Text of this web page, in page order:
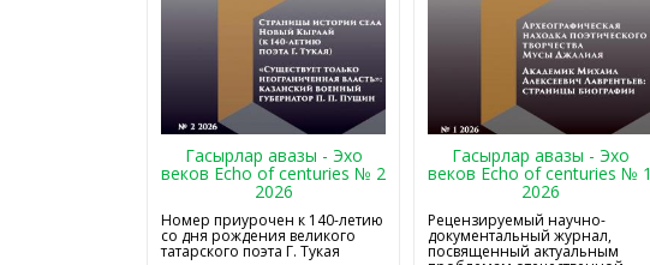
Гасырлар авазы - Эхо
веков Echo of centuries № 2
2026
Номер приурочен к 140-летию
со дня рождения великого
татарского поэта Г. Тукая
Гасырлар авазы - Эхо
веков Echo of centuries № 1
2026
Рецензируемый научно-
документальный журнал,
посвященный актуальным